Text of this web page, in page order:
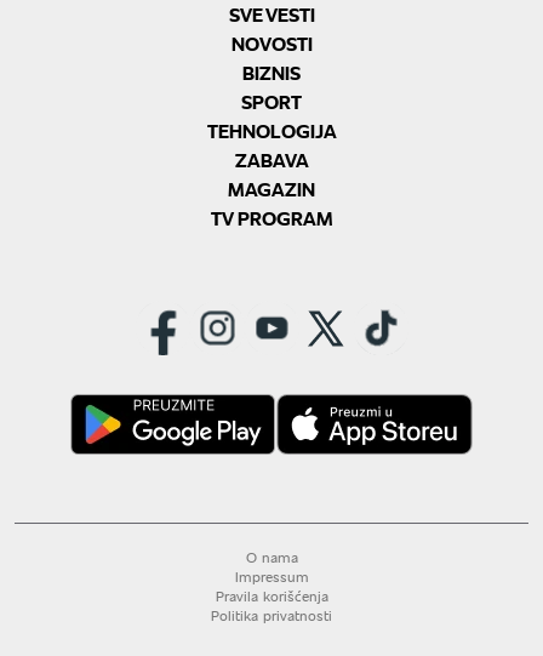
SVE VESTI
NOVOSTI
BIZNIS
SPORT
TEHNOLOGIJA
ZABAVA
MAGAZIN
TV PROGRAM
O nama
Impressum
Pravila korišćenja
Politika privatnosti